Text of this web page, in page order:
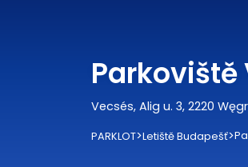
Parkoviště
Vecsés, Alig u. 3, 2220
PARKLOT>Letiště Budapešť>